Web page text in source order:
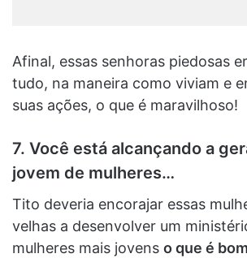
Afinal, essas senhoras piedosas
tudo, na maneira como viviam e
suas ações, o que é maravilhoso!
7. Você está alcançando a
jovem de mulheres…
Tito deveria encorajar essas
velhas a desenvolver um
mulheres mais jovens o que é